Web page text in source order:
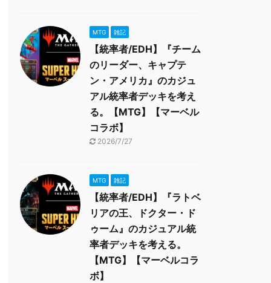
MTG 雑記
【統率者/EDH】『チーム
のリーダー、キャプテ
ン・アメリカ』のカジュ
アル統率者デッキを考え
る。【MTG】【マーベル
コラボ】
2026/7/27
MTG 雑記
【統率者/EDH】『ラトベ
リアの王、ドクター・ド
ゥーム』のカジュアル統
率者デッキを考える。
【MTG】【マーベルコラ
ボ】